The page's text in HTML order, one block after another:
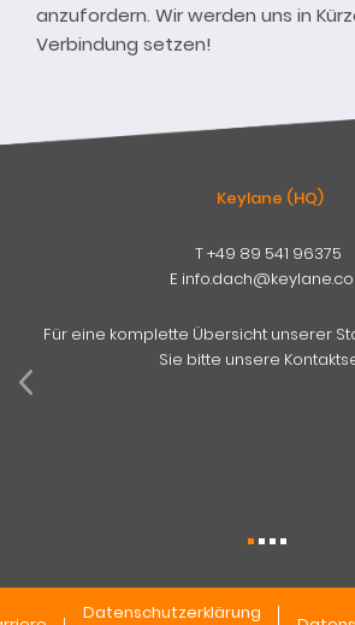
anzufordern. Wir werden uns in
Verbindung setzen!
Keylane (HQ)
T+49 89 541 96375
E
Für eine komplette Übersicht unserer
Sie bitte unsere
Datenschutzerklärung